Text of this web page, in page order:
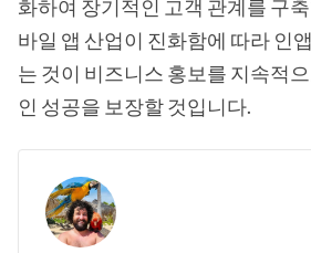
화하여 장기적인 고객 관계를 구
바일 앱 산업이 진화함에 따라 인
는 것이 비즈니스 홍보를 지속적
인 성공을 보장할 것입니다.